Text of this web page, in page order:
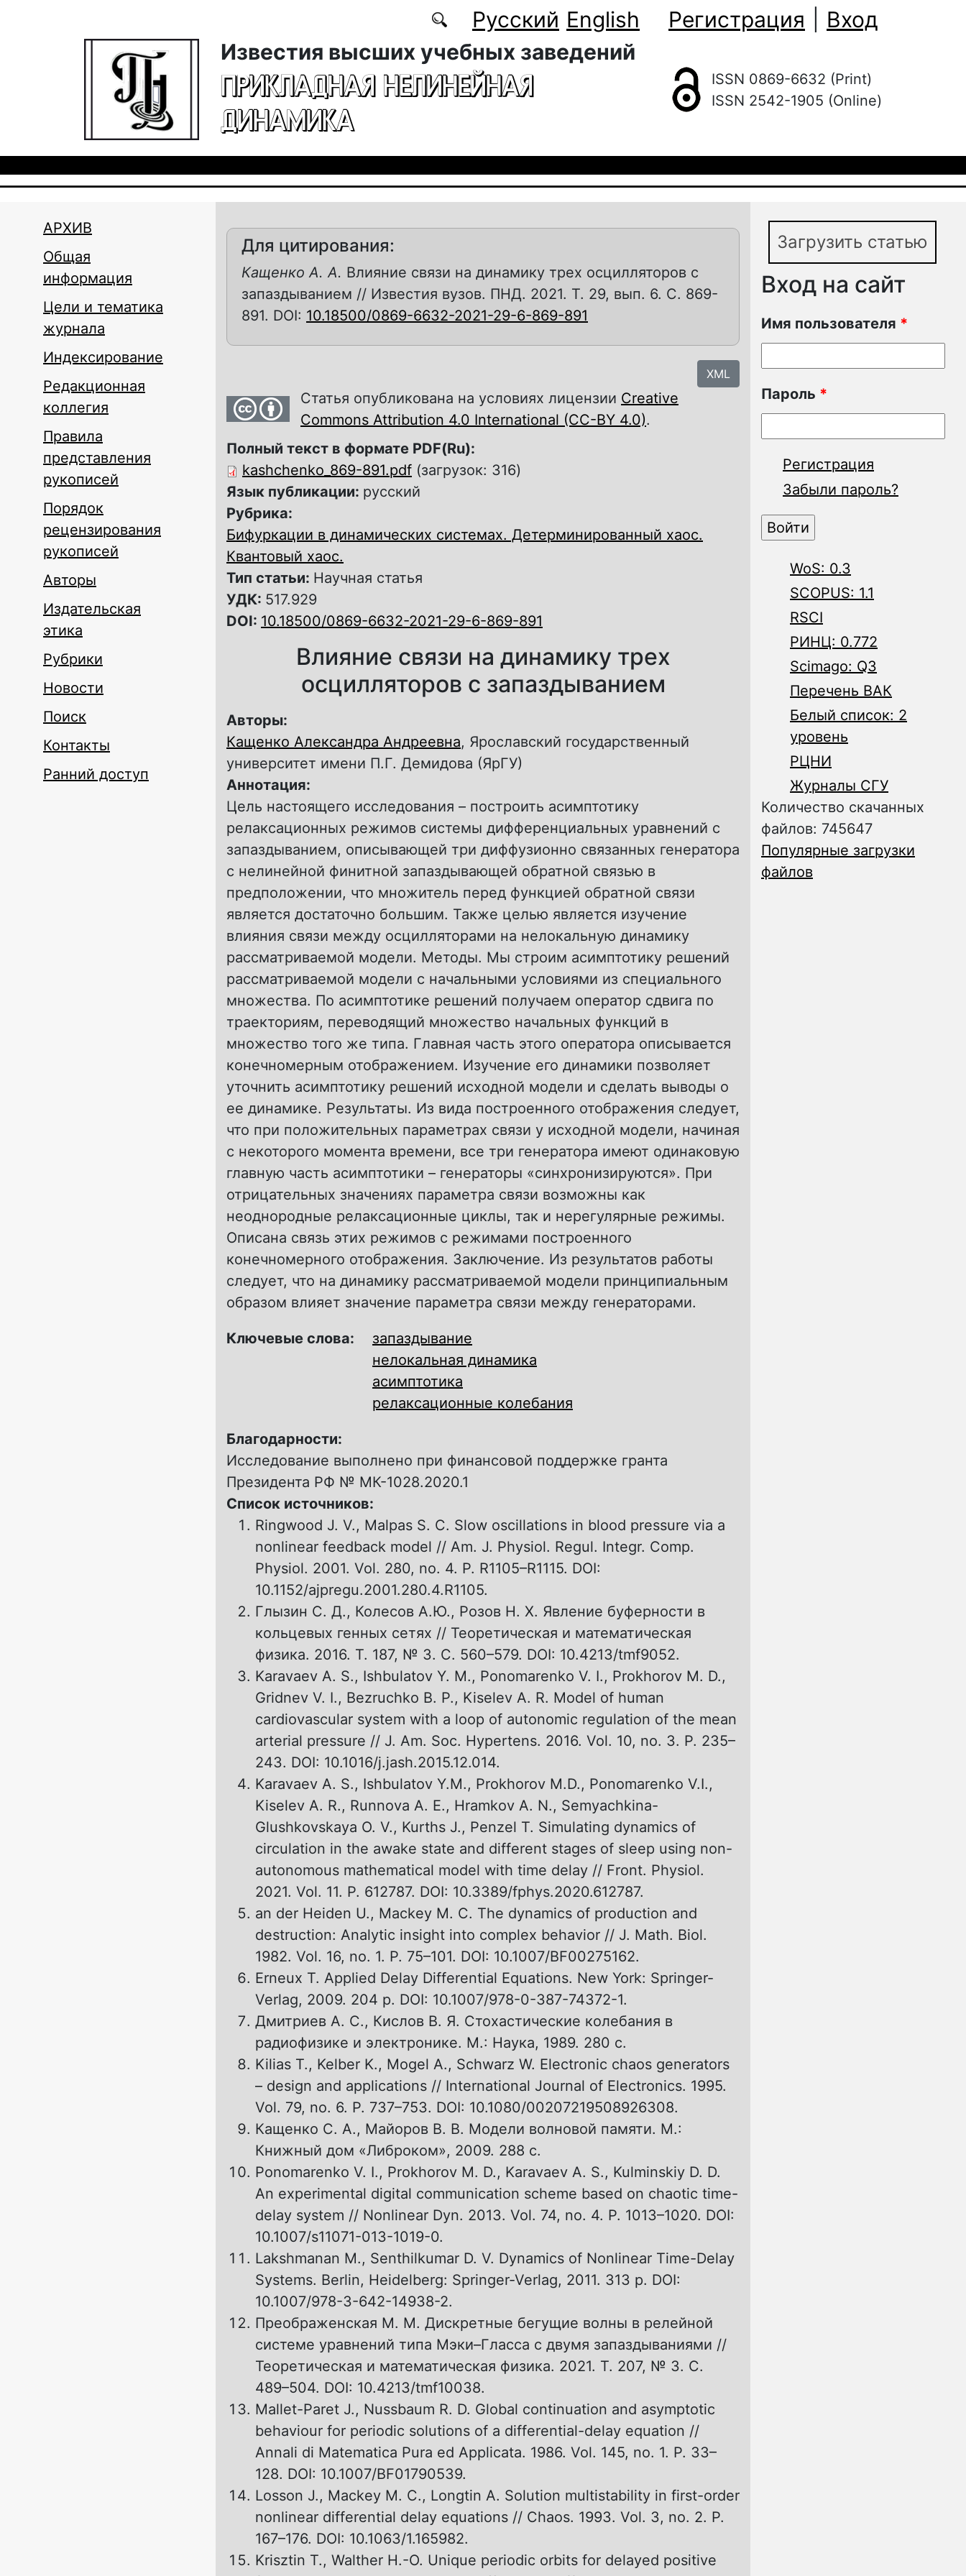
Русский English Регистрация
Вход
Известия высших учебных заведений
ПРИКЛАДНАЯ НЕЛИНЕЙНАЯ
ДИНАМИКА
ISSN 0869-6632 (Print)
ISSN 2542-1905 (Online)
АРХИВ
Общая
информация
Цели и тематика
журнала
Индексирование
Редакционная
коллегия
Правила
представления
рукописей
Порядок
рецензирования
рукописей
Авторы
Издательская
этика
Рубрики
Новости
Поиск
Контакты
Ранний доступ
Для цитирования:
Кащенко А. А. Влияние связи на динамику трех осцилляторов с
запаздыванием // Известия вузов. ПНД. 2021. Т. 29, вып. 6. С. 869-
891. DOI: 10.18500/0869-6632-2021-29-6-869-891
XML
Статья опубликована на условиях лицензии Creative
Commons Attribution 4.0 International (CC-BY 4.0).
Полный текст в формате PDF(Ru):
kashchenko_869-891.pdf (загрузок: 316)
Язык публикации: русский
Рубрика:
Бифуркации в динамических системах. Детерминированный хаос.
Квантовый хаос.
Тип статьи: Научная статья
УДК: 517.929
DOI: 10.18500/0869-6632-2021-29-6-869-891
Влияние связи на динамику трех
осцилляторов с запаздыванием
Авторы:
Кащенко Александра Андреевна, Ярославский государственный
университет имени П.Г. Демидова (ЯрГУ)
Аннотация:
Цель настоящего исследования – построить асимптотику
релаксационных режимов системы дифференциальных уравнений с
запаздыванием, описывающей три диффузионно связанных генератора
с нелинейной финитной запаздывающей обратной связью в
предположении, что множитель перед функцией обратной связи
является достаточно большим. Также целью является изучение
влияния связи между осцилляторами на нелокальную динамику
рассматриваемой модели. Методы. Мы строим асимптотику решений
рассматриваемой модели с начальными условиями из специального
множества. По асимптотике решений получаем оператор сдвига по
траекториям, переводящий множество начальных функций в
множество того же типа. Главная часть этого оператора описывается
конечномерным отображением. Изучение его динамики позволяет
уточнить асимптотику решений исходной модели и сделать выводы о
ее динамике. Результаты. Из вида построенного отображения следует,
что при положительных параметрах связи у исходной модели, начиная
с некоторого момента времени, все три генератора имеют одинаковую
главную часть асимптотики – генераторы «синхронизируются». При
отрицательных значениях параметра связи возможны как
неоднородные релаксационные циклы, так и нерегулярные режимы.
Описана связь этих режимов с режимами построенного
конечномерного отображения. Заключение. Из результатов работы
следует, что на динамику рассматриваемой модели принципиальным
образом влияет значение параметра связи между генераторами.
Ключевые слова:
запаздывание
нелокальная динамика
асимптотика
релаксационные колебания
Благодарности:
Исследование выполнено при финансовой поддержке гранта
Президента РФ № МК-1028.2020.1
Список источников:
Ringwood J. V., Malpas S. C. Slow oscillations in blood pressure via a
nonlinear feedback model // Am. J. Physiol. Regul. Integr. Comp.
Physiol. 2001. Vol. 280, no. 4. P. R1105–R1115. DOI:
10.1152/ajpregu.2001.280.4.R1105.
Глызин С. Д., Колесов А.Ю., Розов Н. Х. Явление буферности в
кольцевых генных сетях // Теоретическая и математическая
физика. 2016. Т. 187, № 3. С. 560–579. DOI: 10.4213/tmf9052.
Karavaev A. S., Ishbulatov Y. M., Ponomarenko V. I., Prokhorov M. D.,
Gridnev V. I., Bezruchko B. P., Kiselev A. R. Model of human
cardiovascular system with a loop of autonomic regulation of the mean
arterial pressure // J. Am. Soc. Hypertens. 2016. Vol. 10, no. 3. P. 235–
243. DOI: 10.1016/j.jash.2015.12.014.
Karavaev A. S., Ishbulatov Y.M., Prokhorov M.D., Ponomarenko V.I.,
Kiselev A. R., Runnova A. E., Hramkov A. N., Semyachkina-
Glushkovskaya O. V., Kurths J., Penzel T. Simulating dynamics of
circulation in the awake state and different stages of sleep using non-
autonomous mathematical model with time delay // Front. Physiol.
2021. Vol. 11. P. 612787. DOI: 10.3389/fphys.2020.612787.
an der Heiden U., Mackey M. C. The dynamics of production and
destruction: Analytic insight into complex behavior // J. Math. Biol.
1982. Vol. 16, no. 1. P. 75–101. DOI: 10.1007/BF00275162.
Erneux T. Applied Delay Differential Equations. New York: Springer-
Verlag, 2009. 204 p. DOI: 10.1007/978-0-387-74372-1.
Дмитриев А. С., Кислов В. Я. Стохастические колебания в
радиофизике и электронике. М.: Наука, 1989. 280 с.
Kilias T., Kelber K., Mogel A., Schwarz W. Electronic chaos generators
– design and applications // International Journal of Electronics. 1995.
Vol. 79, no. 6. P. 737–753. DOI: 10.1080/00207219508926308.
Кащенко С. А., Майоров В. В. Модели волновой памяти. М.:
Книжный дом «Либроком», 2009. 288 c.
Ponomarenko V. I., Prokhorov M. D., Karavaev A. S., Kulminskiy D. D.
An experimental digital communication scheme based on chaotic time-
delay system // Nonlinear Dyn. 2013. Vol. 74, no. 4. P. 1013–1020. DOI:
10.1007/s11071-013-1019-0.
Lakshmanan M., Senthilkumar D. V. Dynamics of Nonlinear Time-Delay
Systems. Berlin, Heidelberg: Springer-Verlag, 2011. 313 p. DOI:
10.1007/978-3-642-14938-2.
Преображенская М. М. Дискретные бегущие волны в релейной
системе уравнений типа Мэки–Гласса с двумя запаздываниями //
Теоретическая и математическая физика. 2021. T. 207, № 3. С.
489–504. DOI: 10.4213/tmf10038.
Mallet-Paret J., Nussbaum R. D. Global continuation and asymptotic
behaviour for periodic solutions of a differential-delay equation //
Annali di Matematica Pura ed Applicata. 1986. Vol. 145, no. 1. P. 33–
128. DOI: 10.1007/BF01790539.
Losson J., Mackey M. C., Longtin A. Solution multistability in first-order
nonlinear differential delay equations // Chaos. 1993. Vol. 3, no. 2. P.
167–176. DOI: 10.1063/1.165982.
Krisztin T., Walther H.-O. Unique periodic orbits for delayed positive
Загрузить статью
Вход на сайт
Имя пользователя *
Пароль *
Регистрация
Забыли пароль?
WoS: 0.3
SCOPUS: 1.1
RSCI
РИНЦ: 0.772
Scimago: Q3
Перечень ВАК
Белый список: 2
уровень
РЦНИ
Журналы СГУ
Количество скачанных
файлов: 745647
Популярные загрузки
файлов